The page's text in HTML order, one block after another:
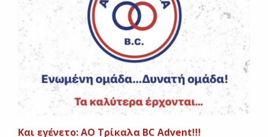
Και εγένετο: ΑΟ Τρίκαλα BC Advent!!!